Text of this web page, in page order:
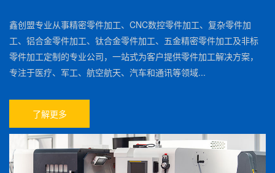
鑫创盟专业从事精密零件加工、CNC数控零件加工、复杂零件加
工、铝合金零件加工、钛合金零件加工、五金精密零件加工及非标
零件加工定制的专业公司，一站式为客户提供零件加工解决方案，
专注于医疗、军工、航空航天、汽车和通讯等领域...
了解更多